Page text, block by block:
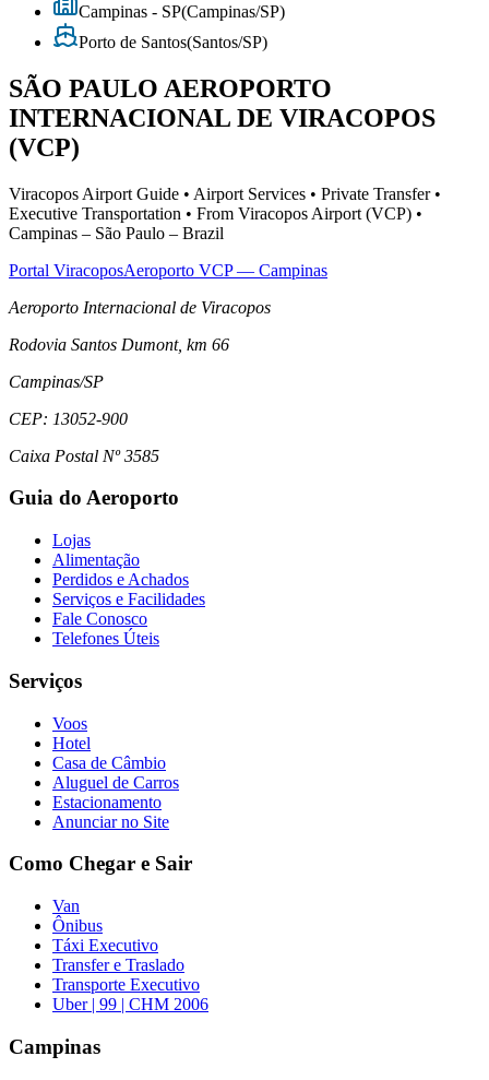
Campinas - SP(Campinas/SP)
Porto de Santos(Santos/SP)
SÃO PAULO AEROPORTO
INTERNACIONAL DE VIRACOPOS
(VCP)
Viracopos Airport Guide • Airport Services • Private Transfer •
Executive Transportation • From Viracopos Airport (VCP) •
Campinas – São Paulo – Brazil
Portal ViracoposAeroporto VCP — Campinas
Aeroporto Internacional de Viracopos
Rodovia Santos Dumont, km 66
Campinas/SP
CEP: 13052-900
Caixa Postal Nº 3585
Guia do Aeroporto
Lojas
Alimentação
Perdidos e Achados
Serviços e Facilidades
Fale Conosco
Telefones Úteis
Serviços
Voos
Hotel
Casa de Câmbio
Aluguel de Carros
Estacionamento
Anunciar no Site
Como Chegar e Sair
Van
Ônibus
Táxi Executivo
Transfer e Traslado
Transporte Executivo
Uber | 99 | CHM 2006
Campinas